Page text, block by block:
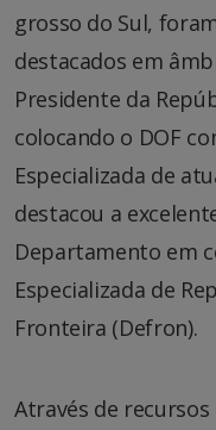
grosso do Sul,
destacados em
Presidente da
colocando o DOF
Especializada de
destacou a
Departamento em
Especializada de
Fronteira (Defron).
Através de recursos